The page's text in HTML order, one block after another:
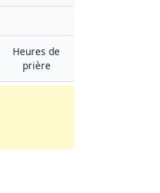
Heures de
prièreà Tulcán